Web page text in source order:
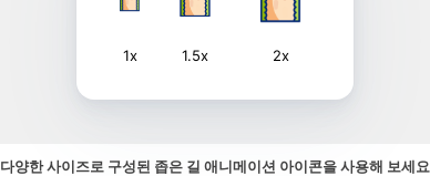
1x 1.5x 2x
다양한 사이즈로 구성된 좁은 길 애니메이션 아이콘을 사용해 보세요